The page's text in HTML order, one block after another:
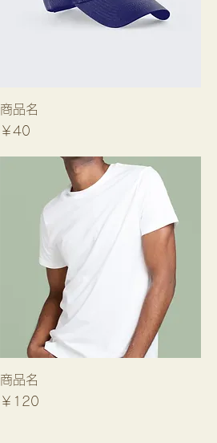
商品名
価格
￥40
商品名
価格
￥120